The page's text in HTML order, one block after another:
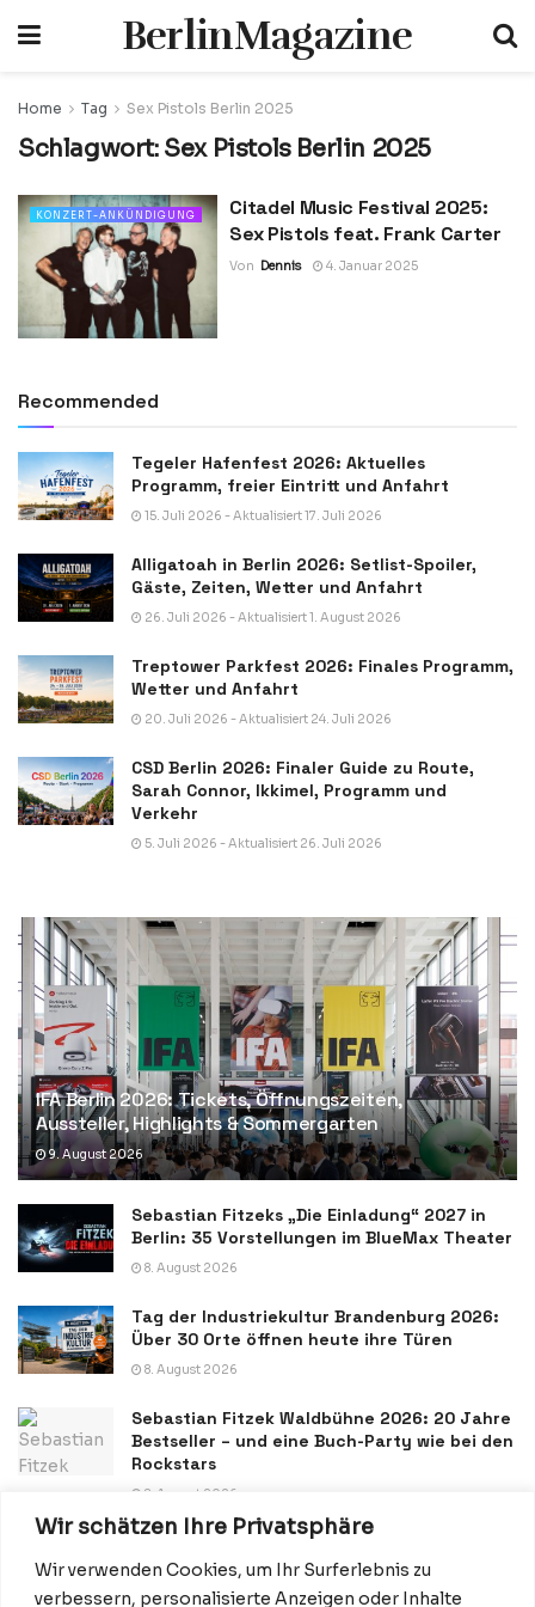
Wir schätzen Ihre Privatsphäre
Wir verwenden Cookies, um Ihr Surferlebnis zu
verbessern, personalisierte Anzeigen oder Inhalte
BerlinMagazine
Home Tag Sex Pistols Berlin 2025
Schlagwort: Sex Pistols Berlin 2025
KONZERT-ANKÜNDIGUNG
Citadel Music Festival 2025:
Sex Pistols feat. Frank Carter
Von Dennis 4. Januar 2025
Recommended
Tegeler Hafenfest 2026: Aktuelles
Programm, freier Eintritt und Anfahrt
15. Juli 2026 - Aktualisiert 17. Juli 2026
Alligatoah in Berlin 2026: Setlist-Spoiler,
Gäste, Zeiten, Wetter und Anfahrt
26. Juli 2026 - Aktualisiert 1. August 2026
Treptower Parkfest 2026: Finales Programm,
Wetter und Anfahrt
20. Juli 2026 - Aktualisiert 24. Juli 2026
CSD Berlin 2026: Finaler Guide zu Route,
Sarah Connor, Ikkimel, Programm und
Verkehr
5. Juli 2026 - Aktualisiert 26. Juli 2026
IFA Berlin 2026: Tickets, Öffnungszeiten,
Aussteller, Highlights & Sommergarten
9. August 2026
Sebastian Fitzeks „Die Einladung“ 2027 in
Berlin: 35 Vorstellungen im BlueMax Theater
8. August 2026
Tag der Industriekultur Brandenburg 2026:
Über 30 Orte öffnen heute ihre Türen
8. August 2026
Sebastian Fitzek Waldbühne 2026: 20 Jahre
Bestseller – und eine Buch-Party wie bei den
Rockstars
8. August 2026